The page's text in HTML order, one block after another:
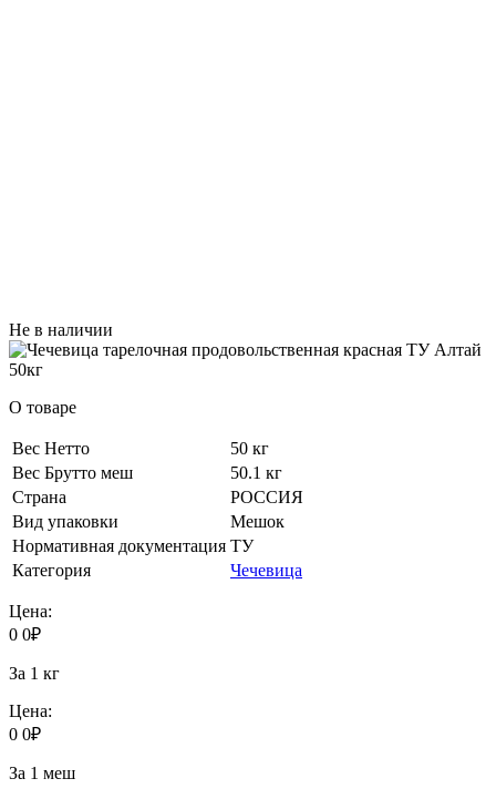
Не в наличии
О товаре
Вес Нетто
50 кг
Вес Брутто меш
50.1 кг
Страна
РОССИЯ
Вид упаковки
Мешок
Нормативная документация ТУ
Категория
Чечевица
Цена:
0 0₽
За 1 кг
Цена:
0 0₽
За 1 меш